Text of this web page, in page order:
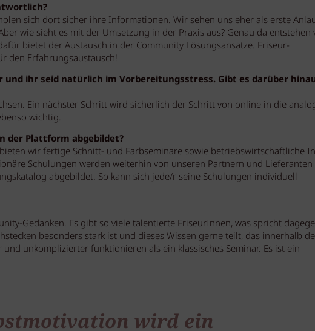
sich dort sicher ihre Informationen. Wir sehen uns eher als erste
wie sieht es mit der Umsetzung in der Praxis aus? Genau da entstehen
bietet der Austausch in der Community Lösungsansätze. Friseur-
den Erfahrungsaustausch!
ihr seid natürlich im Vorbereitungsstress. Gibt es darüber
Ein nächster Schritt wird sicherlich der Schritt von online in die
wichtig.
der Plattform abgebildet?
wir fertige Schnitt- und Farbseminare sowie betriebswirtschaftliche
Schulungen werden weiterhin von unseren Partnern und Lieferanten
abgebildet. So kann sich jede/r seine Schulungen individuell
Gedanken. Es gibt so viele talentierte FriseurInnen, was spricht
besonders stark ist und dieses Wissen gerne teilt, das innerhalb
unkomplizierter funktionieren als ein klassisches Seminar. Es ist ein
wird ein